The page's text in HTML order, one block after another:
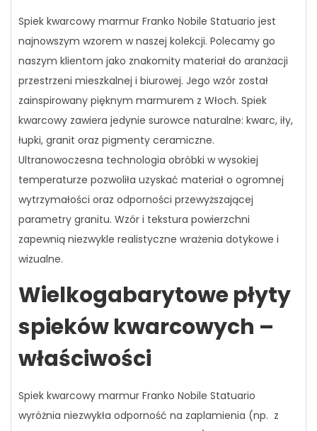
Spiek kwarcowy marmur Franko Nobile Statuario jest
najnowszym wzorem w naszej kolekcji. Polecamy go
naszym klientom jako znakomity materiał do aranżacji
przestrzeni mieszkalnej i biurowej. Jego wzór został
zainspirowany pięknym marmurem z Włoch. Spiek
kwarcowy zawiera jedynie surowce naturalne: kwarc, iły,
łupki, granit oraz pigmenty ceramiczne.
Ultranowoczesna technologia obróbki w wysokiej
temperaturze pozwoliła uzyskać materiał o ogromnej
wytrzymałości oraz odporności przewyższającej
parametry granitu. Wzór i tekstura powierzchni
zapewnią niezwykle realistyczne wrażenia dotykowe i
wizualne.
Wielkogabarytowe płyty
spieków kwarcowych –
właściwości
Spiek kwarcowy marmur Franko Nobile Statuario
wyróżnia niezwykła odporność na zaplamienia (np. z